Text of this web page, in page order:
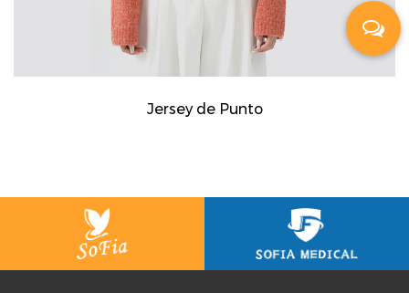
Jersey de Punto